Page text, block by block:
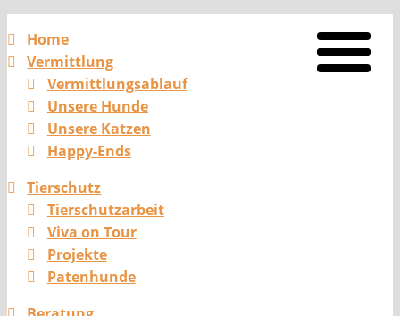
Home
Vermittlung
Vermittlungsablauf
Unsere Hunde
Unsere Katzen
Happy-Ends
Tierschutz
Tierschutzarbeit
Viva on Tour
Projekte
Patenhunde